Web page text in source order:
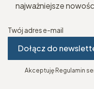
najważniejsze
Twój adres e-mail
Dołącz do
Akceptuję Regulamin